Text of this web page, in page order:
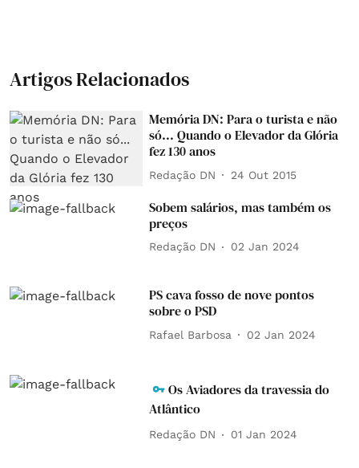
Artigos Relacionados
Memória DN: Para o turista e não
só... Quando o Elevador da Glória
fez 130 anos
Redação DN 24 Out 2015
Sobem salários, mas também os
preços
Redação DN 02 Jan 2024
PS cava fosso de nove pontos
sobre o PSD
Rafael Barbosa 02 Jan 2024
Os Aviadores da travessia do
Atlântico
Redação DN 01 Jan 2024